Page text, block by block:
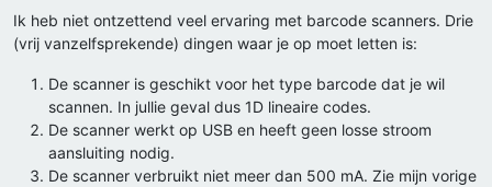
Ik heb niet ontzettend veel ervaring met barcode scanners. Drie
(vrij vanzelfsprekende) dingen waar je op moet letten is:
De scanner is geschikt voor het type barcode dat je wil
scannen. In jullie geval dus 1D lineaire codes.
De scanner werkt op USB en heeft geen losse stroom
aansluiting nodig.
De scanner verbruikt niet meer dan 500 mA. Zie mijn vorige